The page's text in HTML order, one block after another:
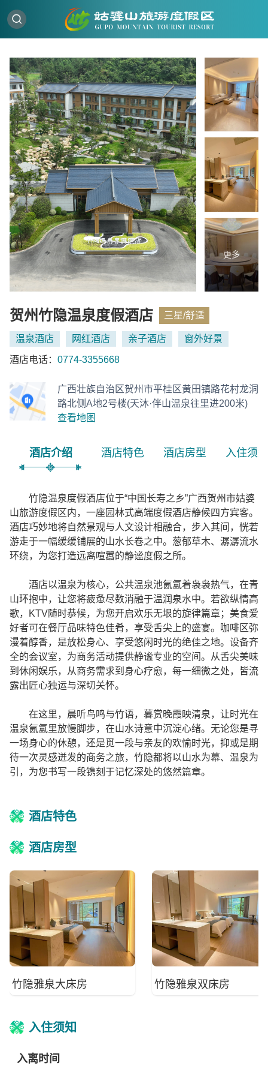
贺州竹隐温泉度假酒店 三星/舒适
温泉酒店 网红酒店 亲子酒店 窗外好景
酒店电话： 0774-3355668
广西壮族自治区贺州市平桂区黄田镇路花村龙洞
路北侧A地2号楼(天沐·伴山温泉往里进200米)
查看地图
酒店介绍 酒店特色 酒店房型 入住须
竹隐温泉度假酒店位于“中国长寿之乡”广西贺州市姑婆
山旅游度假区内，一座园林式高端度假酒店静候四方宾客。
酒店巧妙地将自然景观与人文设计相融合，步入其间，恍若
游走于一幅缓缓铺展的山水长卷之中。葱郁草木、潺潺流水
环绕，为您打造远离喧嚣的静谧度假之所。
酒店以温泉为核心，公共温泉池氤氲着袅袅热气，在青
山环抱中，让您将疲惫尽数消融于温润泉水中。若欲纵情高
歌，KTV随时恭候，为您开启欢乐无垠的旋律篇章；美食爱
好者可在餐厅品味特色佳肴，享受舌尖上的盛宴。咖啡区弥
漫着醇香，是放松身心、享受悠闲时光的绝佳之地。设备齐
全的会议室，为商务活动提供静谧专业的空间。从舌尖美味
到休闲娱乐，从商务需求到身心疗愈，每一细微之处，皆流
露出匠心独运与深切关怀。
在这里，晨听鸟鸣与竹语，暮赏晚霞映清泉，让时光在
温泉氤氲里放慢脚步，在山水诗意中沉淀心绪。无论您是寻
一场身心的休憩，还是觅一段与亲友的欢愉时光，抑或是期
待一次灵感迸发的商务之旅，竹隐都将以山水为幕、温泉为
引，为您书写一段镌刻于记忆深处的悠然篇章。
酒店特色
酒店房型
竹隐雅泉大床房 竹隐雅泉双床房
入住须知
入离时间